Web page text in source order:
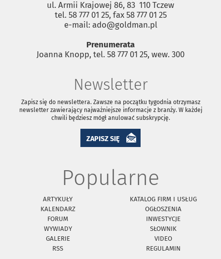
ul. Armii Krajowej 86, 83 ­ 110 Tczew
tel. 58 777 01 25, fax 58 777 01 25
e-mail: ado@goldman.pl
Prenumerata
Joanna Knopp, tel. 58 777 01 25, wew. 300
Newsletter
Zapisz się do newslettera. Zawsze na początku tygodnia otrzymasz
newsletter zawierający najważniejsze informacje z branży. W każdej
chwili będziesz mógł anulować subskrypcję.
ZAPISZ SIĘ
Popularne
ARTYKUŁY
KATALOG FIRM I USŁUG
KALENDARZ
OGŁOSZENIA
FORUM
INWESTYCJE
WYWIADY
SŁOWNIK
GALERIE
VIDEO
RSS
REGULAMIN